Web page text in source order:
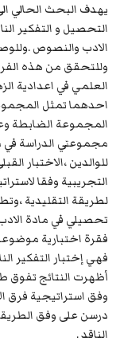
يهدف البحث الحالي
التحصيل و التفكير
الادب والنصوص
وللتحقق من هذه
العلمي في اعدادية
مجموعتي الدراسة في
للوالدين ،الاختبار
التجريبية وفقا
لطريقة التقليدية
فقرة اختبارية
فهي إختبار التفكير
أظهرت النتائج تفوق
وفق استراتيجية فرق
درسن على وفق
الناقد .